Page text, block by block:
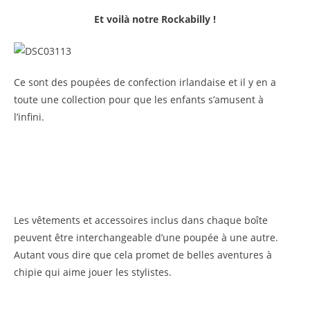
Et voilà notre Rockabilly !
Ce sont des poupées de confection irlandaise et il y en a
toute une collection pour que les enfants s’amusent à
l’infini.
Les vêtements et accessoires inclus dans chaque boîte
peuvent être interchangeable d’une poupée à une autre.
Autant vous dire que cela promet de belles aventures à
chipie qui aime jouer les stylistes.